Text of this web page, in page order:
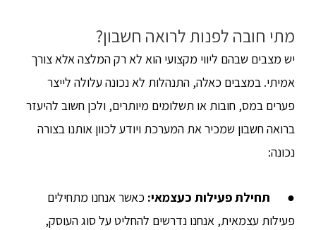
מתי חובה לפנות לרואה חשבון?
יש מצבים שבהם ליווי מקצועי הוא לא רק המלצה אלא צורך
אמיתי. במצבים כאלה, התנהלות לא נכונה עלולה לייצר
פערים במס, חובות או תשלומים מיותרים, ולכן חשוב להיעזר
ברואה חשבון שמכיר את המערכת ויודע לכוון אותנו בצורה
נכונה:
● תחילת פעילות כעצמאי: כאשר אנחנו מתחילים
פעילות עצמאית, אנחנו נדרשים להחליט על סוג העוסק,